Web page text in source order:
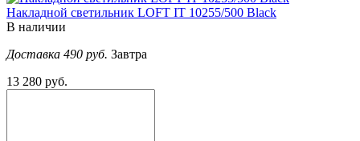
Накладной светильник LOFT IT 10255/500 Black
В наличии
Доставка 490 руб. Завтра
13 280 руб.